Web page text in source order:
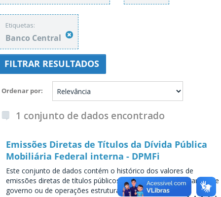
Etiquetas:
Banco Central
FILTRAR RESULTADOS
Ordenar por
1 conjunto de dados encontrado
Emissões Diretas de Títulos da Dívida Pública
Mobiliária Federal interna - DPMFi
Este conjunto de dados contém o histórico dos valores de
emissões diretas de títulos públicos, decorrentes de programas de
governo ou de operações estruturadas, a partir de...